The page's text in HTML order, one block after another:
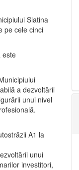
Slatina
pe cele cinci
este
a dezvoltării
unui nivel
A1 la
unui
investitori,